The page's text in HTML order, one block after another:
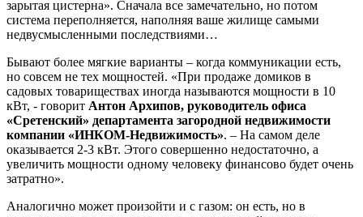
зарытая цистерна». Сначала все замечательно, но потом
система переполняется, наполняя ваше жилище самыми
недвусмысленными последствиями…
Бывают более мягкие варианты – когда коммуникации есть,
но совсем не тех мощностей. «При продаже домиков в
садовых товариществах иногда называются мощности в 10
кВт, - говорит Антон Архипов, руководитель офиса
«Сретенский» департамента загородной недвижимости
компании «ИНКОМ-Недвижимость». – На самом деле
оказывается 2-3 кВт. Этого совершенно недостаточно, а
увеличить мощности одному человеку финансово будет очень
затратно».
Аналогично может произойти и с газом: он есть, но в